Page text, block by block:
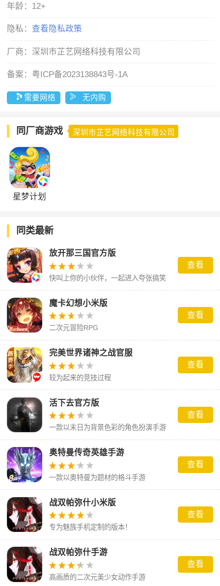
年龄： 12+
隐私： 查看隐私政策
厂商： 深圳市芷艺网络科技有限公司
备案： 粤ICP备2023138843号-1A
需要网络 无内购
同厂商游戏 深圳市芷艺网络科技有限公司
星梦计划
同类最新
放开那三国官方版
快叫上你的小伙伴，一起进入夸张搞笑
的三国世界吧！
查看
魔卡幻想小米版
二次元冒险RPG
查看
完美世界诸神之战官服
较为起来的竞技过程
查看
活下去官方版
一款以末日为背景色彩的角色扮演手游
查看
奥特曼传奇英雄手游
一款以奥特曼为题材的格斗手游
查看
战双帕弥什小米版
专为魅族手机定制的版本！
查看
战双帕弥什手游
高画质的二次元美少女动作手游
查看